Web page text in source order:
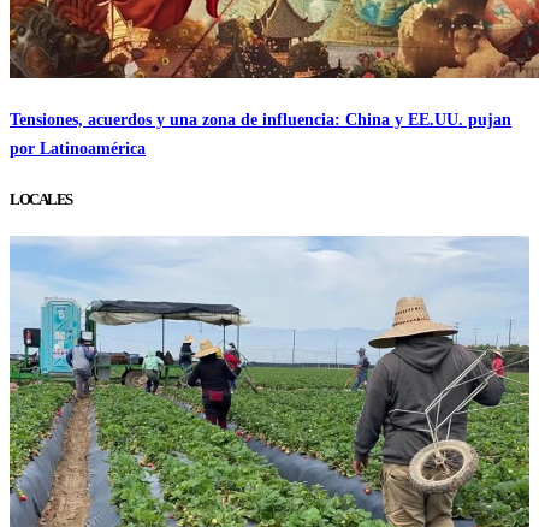
Tensiones, acuerdos y una zona de influencia: China y EE.UU. pujan
por Latinoamérica
LOCALES